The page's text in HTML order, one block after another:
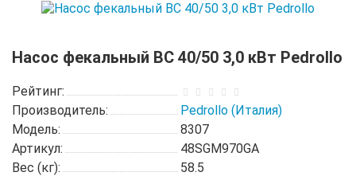
Насос фекальный BC 40/50 3,0 кВт Pedrollo
Рейтинг:
Производитель:
Pedrollo (Италия)
Модель:
8307
Артикул:
48SGM970GA
Вес (кг):
58.5